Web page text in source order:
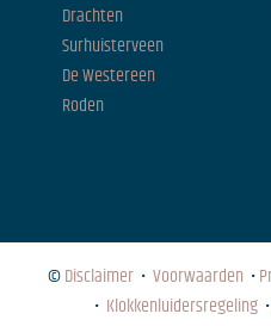
Drachten
Surhuisterveen
De Westereen
Roden
©Disclaimer• Voorwaarden •
• Klokkenluidersregeling•